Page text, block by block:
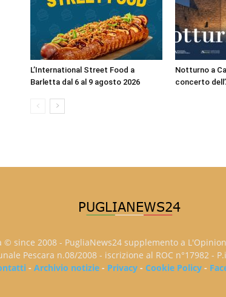
L’International Street Food a
Barletta dal 6 al 9 agosto 2026
Notturno a
concerto
© since 2008 - PugliaNews24 supplemento a
Pescara n.08/2008 - iscrizione al ROC n°17982 -
-Archivio notizie - Privacy - Cookie Policy -